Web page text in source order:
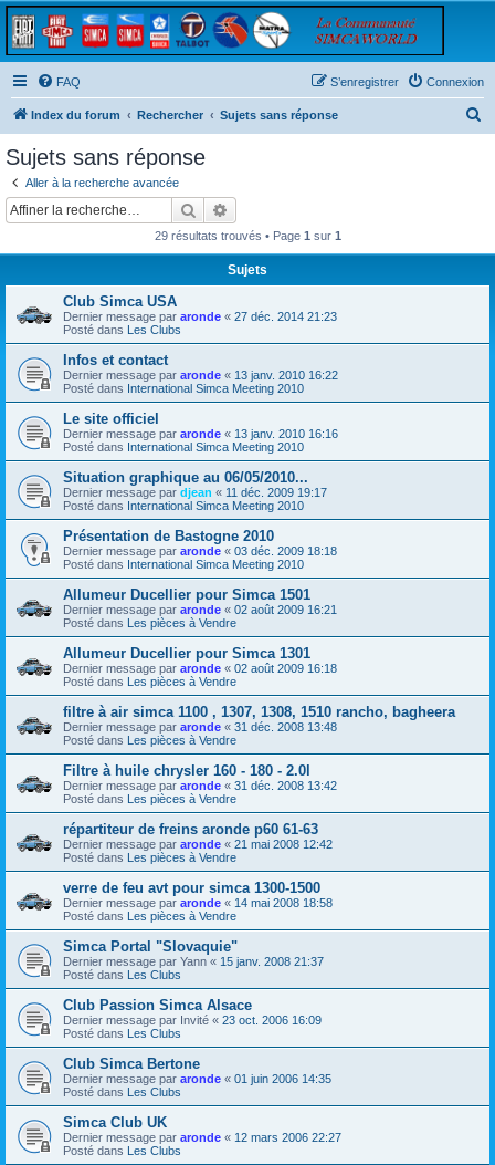
FAQ Connexion
S’enregistrer
Index du forum Rechercher Sujets sans réponse
Sujets sans réponse
Aller à la recherche avancée
Rechercher
29 résultats trouvés • Page 1 sur 1
Sujets
Club Simca USA
Dernier message par aronde « 27 déc. 2014 21:23
Posté dans Les Clubs
Infos et contact
Dernier message par aronde « 13 janv. 2010 16:22
Posté dans International Simca Meeting 2010
Le site officiel
Dernier message par aronde « 13 janv. 2010 16:16
Posté dans International Simca Meeting 2010
Situation graphique au 06/05/2010...
Dernier message par djean « 11 déc. 2009 19:17
Posté dans International Simca Meeting 2010
Présentation de Bastogne 2010
Dernier message par aronde « 03 déc. 2009 18:18
Posté dans International Simca Meeting 2010
Allumeur Ducellier pour Simca 1501
Dernier message par aronde « 02 août 2009 16:21
Posté dans Les pièces à Vendre
Allumeur Ducellier pour Simca 1301
Dernier message par aronde « 02 août 2009 16:18
Posté dans Les pièces à Vendre
filtre à air simca 1100 , 1307, 1308, 1510 rancho, bagheera
Dernier message par aronde « 31 déc. 2008 13:48
Posté dans Les pièces à Vendre
Filtre à huile chrysler 160 - 180 - 2.0l
Dernier message par aronde « 31 déc. 2008 13:42
Posté dans Les pièces à Vendre
répartiteur de freins aronde p60 61-63
Dernier message par aronde « 21 mai 2008 12:42
Posté dans Les pièces à Vendre
verre de feu avt pour simca 1300-1500
Dernier message par aronde « 14 mai 2008 18:58
Posté dans Les pièces à Vendre
Simca Portal "Slovaquie"
Dernier message par Yann « 15 janv. 2008 21:37
Posté dans Les Clubs
Club Passion Simca Alsace
Dernier message par Invité « 23 oct. 2006 16:09
Posté dans Les Clubs
Club Simca Bertone
Dernier message par aronde « 01 juin 2006 14:35
Posté dans Les Clubs
Simca Club UK
Dernier message par aronde « 12 mars 2006 22:27
Posté dans Les Clubs